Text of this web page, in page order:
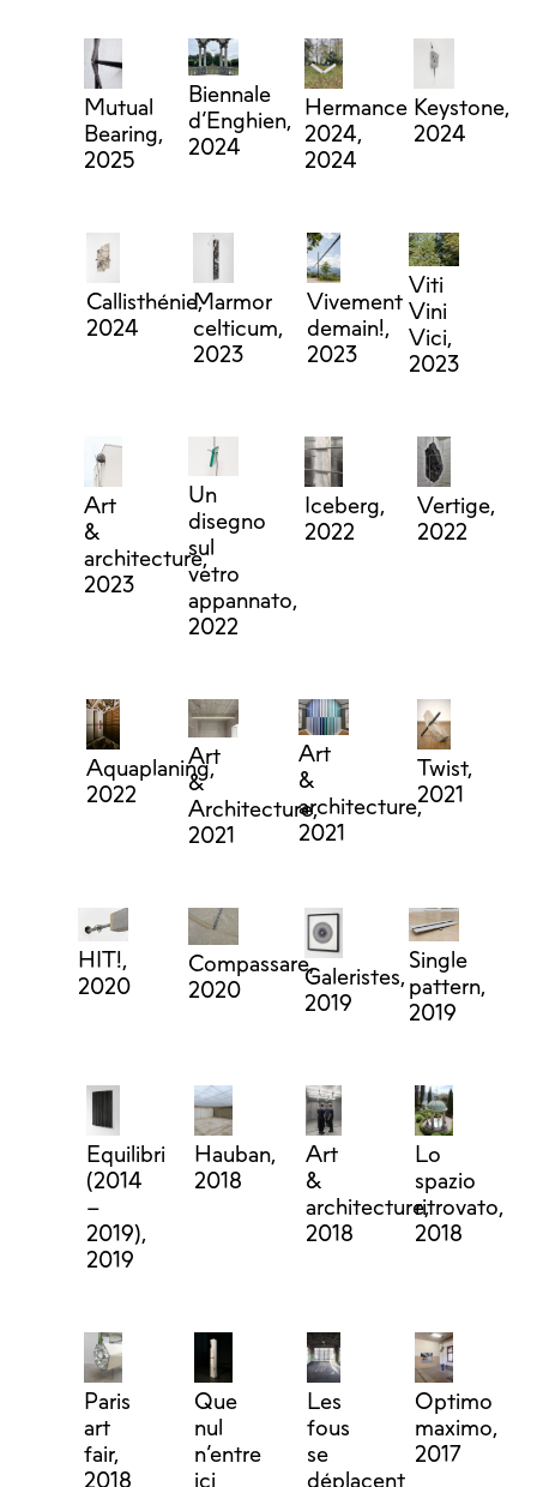
Mutual
Bearing,
2025
Biennale
d’Enghien,
2024
Hermance
2024,
2024
Keystone,
2024
Callisthénie,
2024
Marmor
celticum,
2023
Vivement
demain!,
2023
Viti
Vini
Vici,
2023
Art
&
architecture,
2023
Un
disegno
sul
vetro
appannato,
2022
Iceberg,
2022
Vertige,
2022
Aquaplaning,
2022
Art
&
Architecture,
2021
Art
&
architecture,
2021
Twist,
2021
HIT!,
2020
Compassare,
2020
Galeristes,
2019
Single
pattern,
2019
Equilibri
(2014
–
2019),
2019
Hauban,
2018
Art
&
architecture,
2018
Lo
spazio
ritrovato,
2018
Paris
art
fair,
2018
Que
nul
n’entre
ici
Les
fous
se
déplacent
Optimo
maximo,
2017